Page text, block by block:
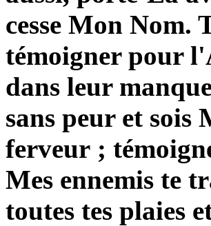
cesse Mon Nom.
témoigner pour
dans leur
sans peur et sois
ferveur ;
Mes ennemis te
toutes tes plaies